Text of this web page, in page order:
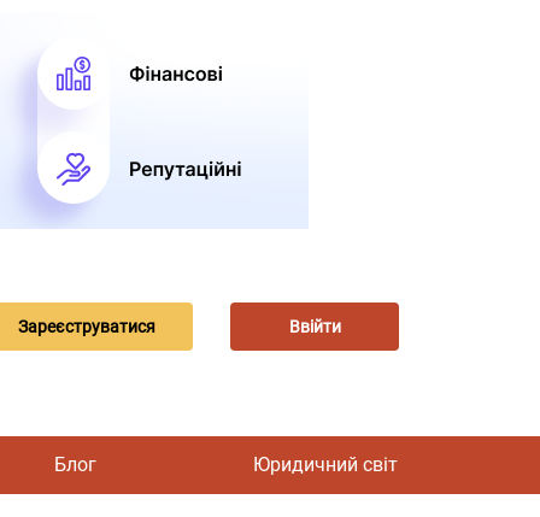
Зареєструватися Ввійти
Блог Юридичний світ